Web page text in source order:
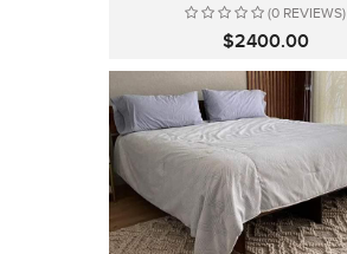
(0 REVIEWS)
$2400.00